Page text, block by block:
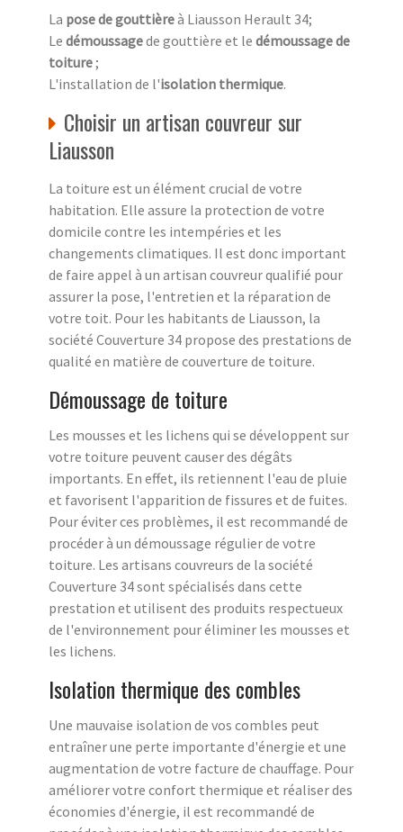
La pose de gouttièreà Liausson Herault 34;
Le démoussagede gouttière et le démoussage de
toiture;
L'installation de l'isolation thermique.
Choisir un artisan couvreur sur
Liausson
La toiture est un élément crucial de votre
habitation. Elle assure la protection de votre
domicile contre les intempéries et les
changements climatiques. Il est donc important
de faire appel à un artisan couvreur qualifié pour
assurer la pose, l'entretien et la réparation de
votre toit. Pour les habitants de Liausson, la
société Couverture 34 propose des prestations de
qualité en matière de couverture de toiture.
Démoussage de toiture
Les mousses et les lichens qui se développent sur
votre toiture peuvent causer des dégâts
importants. En effet, ils retiennent l'eau de pluie
et favorisent l'apparition de fissures et de fuites.
Pour éviter ces problèmes, il est recommandé de
procéder à un démoussage régulier de votre
toiture. Les artisans couvreurs de la société
Couverture 34 sont spécialisés dans cette
prestation et utilisent des produits respectueux
de l'environnement pour éliminer les mousses et
les lichens.
Isolation thermique des combles
Une mauvaise isolation de vos combles peut
entraîner une perte importante d'énergie et une
augmentation de votre facture de chauffage. Pour
améliorer votre confort thermique et réaliser des
économies d'énergie, il est recommandé de